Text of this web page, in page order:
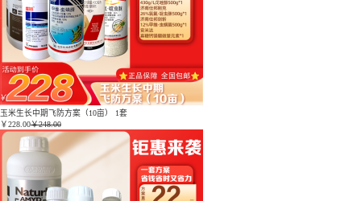
玉米生长中期飞防方案（10亩） 1套
￥228.00￥248.00